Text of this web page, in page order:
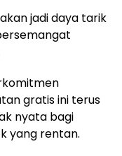
jadi daya tarik
gratis ini terus
nyata bagi
yang rentan.